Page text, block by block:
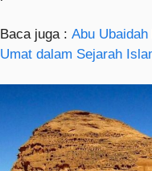
Baca juga : Abu
Umat dalam Sejarah